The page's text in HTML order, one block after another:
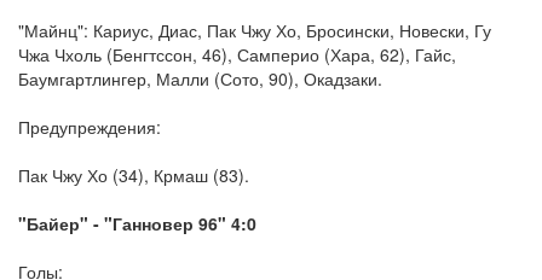
"Майнц": Кариус, Диас, Пак Чжу Хо, Бросински, Новески, Гу
Чжа Чхоль (Бенгтссон, 46), Самперио (Хара, 62), Гайс,
Баумгартлингер, Малли (Сото, 90), Окадзаки.
Предупреждения:
Пак Чжу Хо (34), Крмаш (83).
"Байер" - "Ганновер 96" 4:0
Голы: